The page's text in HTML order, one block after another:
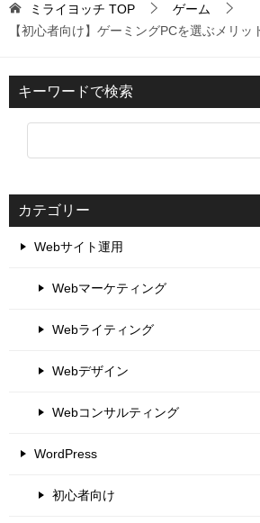
ミライヨッチ TOP
ゲーム
【初心者向け】ゲーミングPCを選ぶメリ
キーワードで検索
カテゴリー
Webサイト運用
Webマーケティング
Webライティング
Webデザイン
Webコンサルティング
WordPress
初心者向け